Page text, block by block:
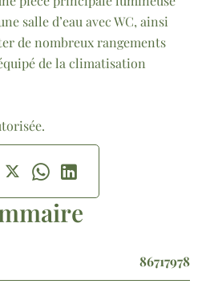
salle d’eau avec WC, ainsi
de nombreux rangements
de la climatisation
86717978